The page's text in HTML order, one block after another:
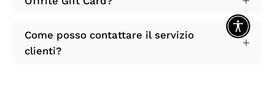
Come posso contattare il servizio
clienti?